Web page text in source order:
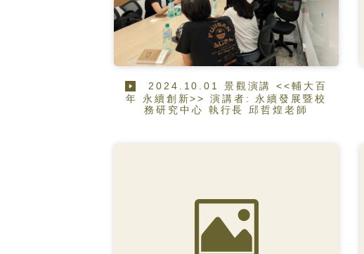
2024.10.01 景觀演講 <<輔大百
年 永續創新>> 演講者: 永續發展暨校
務研究中心 執行長 邱哲煌老師